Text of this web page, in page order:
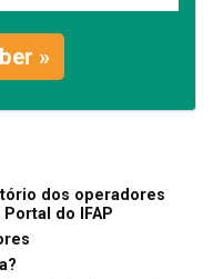
»
dos operadores
do IFAP